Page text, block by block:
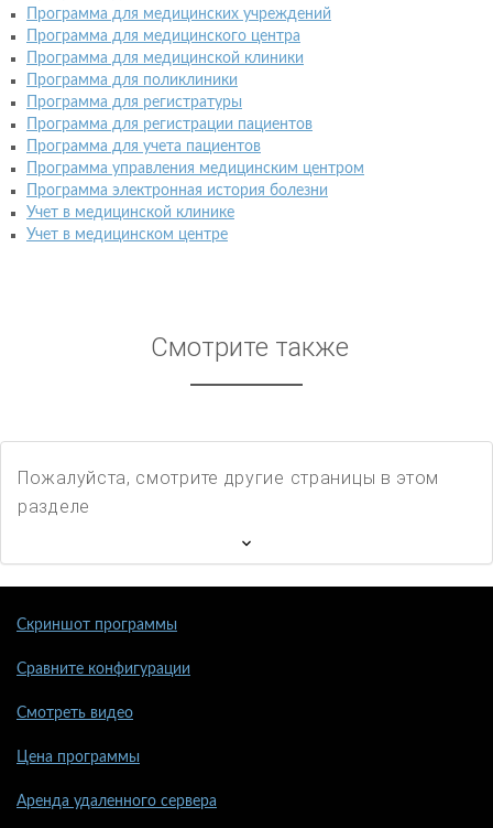
Программа для медицинских учреждений
Программа для медицинского центра
Программа для медицинской клиники
Программа для поликлиники
Программа для регистратуры
Программа для регистрации пациентов
Программа для учета пациентов
Программа управления медицинским центром
Программа электронная история болезни
Учет в медицинской клинике
Учет в медицинском центре
Смотрите также
Пожалуйста, смотрите другие страницы в этом
разделе
Скриншот программы
Сравните конфигурации
Смотреть видео
Цена программы
Аренда удаленного сервера